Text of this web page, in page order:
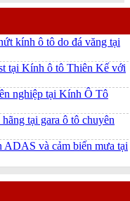
kính ô tô do đá văng tại
tại Kính ô tô Thiên Kế với
nghiệp tại Kính Ô Tô
tại gara ô tô chuyên
ADAS và cảm biến mưa tại